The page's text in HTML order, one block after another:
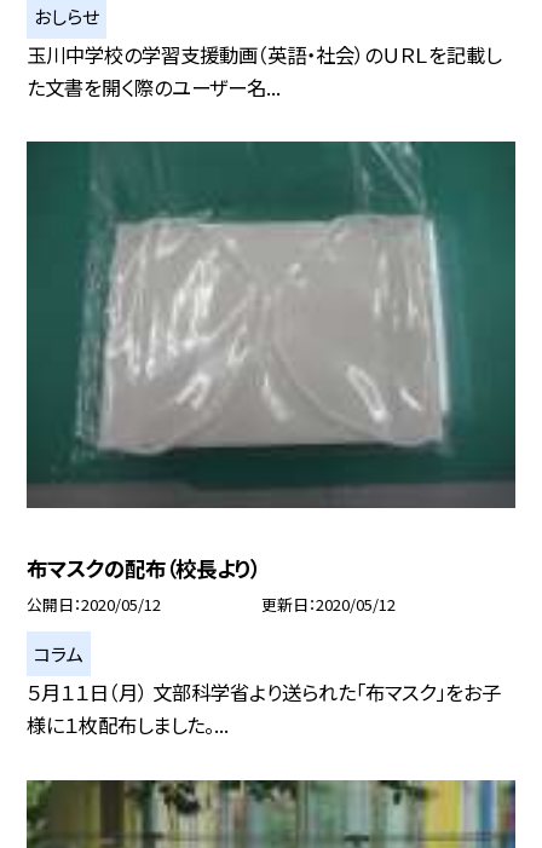
おしらせ
玉川中学校の学習支援動画（英語・社会）のＵＲＬを記載し
た文書を開く際のユーザー名...
布マスクの配布（校長より）
公開日 2020/05/12 更新日 2020/05/12
コラム
５月１１日（月） 文部科学省より送られた「布マスク」をお子
様に１枚配布しました。...